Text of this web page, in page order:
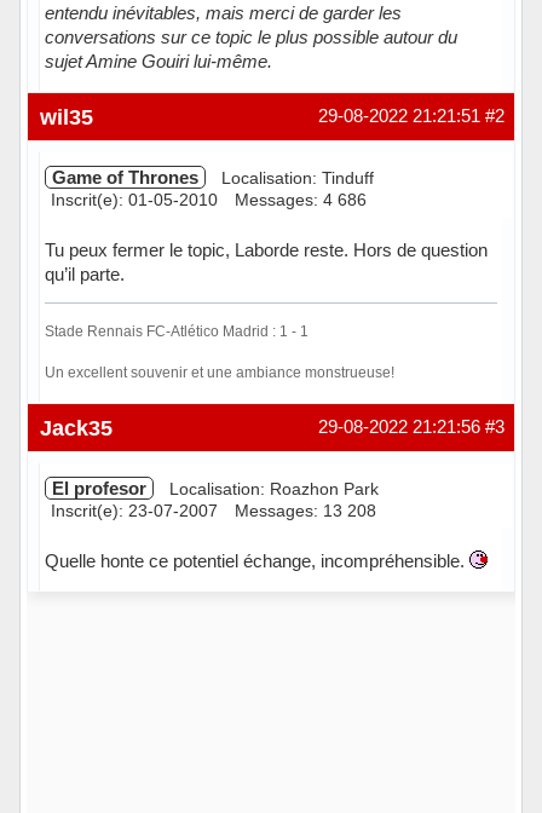
entendu inévitables, mais merci de garder les
conversations sur ce topic le plus possible autour du
sujet Amine Gouiri lui-même.
Hors ligne #2
29-08-2022 21:21:51
wil35
Game of Thrones
Localisation: Tinduff
Inscrit(e): 01-05-2010
Messages: 4 686
Tu peux fermer le topic, Laborde reste. Hors de question
qu’il parte.
Stade Rennais FC-Atlético Madrid : 1 - 1
Un excellent souvenir et une ambiance monstrueuse!
Hors ligne #3
29-08-2022 21:21:56
Jack35
El profesor
Localisation: Roazhon Park
Inscrit(e): 23-07-2007
Messages: 13 208
Quelle honte ce potentiel échange, incompréhensible.